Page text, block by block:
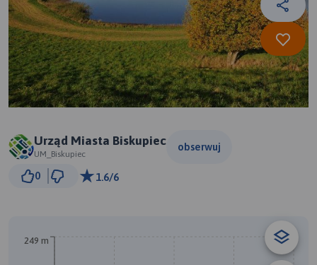
Urząd Miasta Biskupiec
UM_Biskupiec
obserwuj
0 1.6/6
249 m